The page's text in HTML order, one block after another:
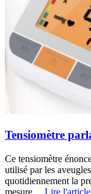
Tensiomètre
Ce tensiomètre
utilisé par les
quotidiennement la
mesure... Lire l'article